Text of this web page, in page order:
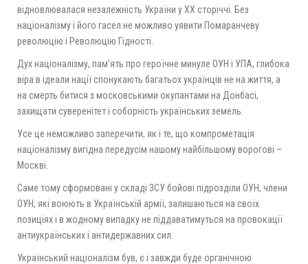
відновлювалася незалежність України у ХХ сторіччі. Без
націоналізму і його гасел не можливо уявити Помаранчеву
революцію і Революцію Гідності.
Дух націоналізму, пам’ять про героїчне минуле ОУН і УПА, глибока
віра в ідеали нації спонукають багатьох українців не на життя, а
на смерть битися з московськими окупантами на Донбасі,
захищати суверенітет і соборність українських земель.
Усе це неможливо заперечити, як і те, що компрометація
націоналізму вигідна передусім нашому найбільшому ворогові –
Москві.
Саме тому сформовані у складі ЗСУ бойові підрозділи ОУН, члени
ОУН, які воюють в Українській армії, залишаються на своїх
позиціях і в жодному випадку не піддаватимуться на провокації
антиукраїнських і антидержавних сил.
Український націоналізм був, є і завжди буде органічною